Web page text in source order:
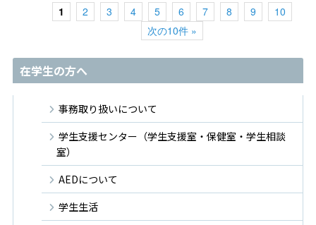
1 2 3 4 5 6 7 8 9
10
次の10件 »
在学生の方へ
事務取り扱いについて
学生支援センター（学生支援室・保健室・学生相談
室）
AEDについて
学生生活